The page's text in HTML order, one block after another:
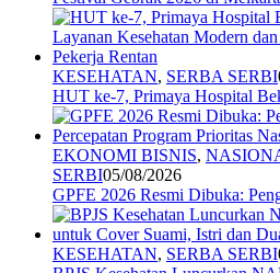
KESEHATAN, SERBA SERBI
HUT ke-7, Primaya Hospital
EKONOMI BISNIS,
SERBI05/08/2026
GPFE 2026 Resmi Dibuka:
KESEHATAN, SERBA SERBI